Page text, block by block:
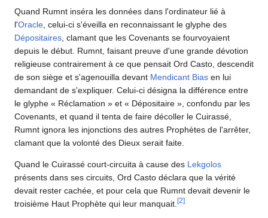
Quand Rumnt inséra les données dans l'ordinateur lié à
l'Oracle , celui-ci s'éveilla en reconnaissant le glyphe des
Dépositaires , clamant que les Covenants se fourvoyaient
depuis le début. Rumnt, faisant preuve d'une grande dévotion
religieuse contrairement à ce que pensait Ord Casto, descendit
de son siège et s'agenouilla devant Mendicant Bias en lui
demandant de s'expliquer. Celui-ci désigna la différence entre
le glyphe « Réclamation » et « Dépositaire », confondu par les
Covenants, et quand il tenta de faire décoller le Cuirassé,
Rumnt ignora les injonctions des autres Prophètes de l'arrêter,
clamant que la volonté des Dieux serait faite.
Quand le Cuirassé court-circuita à cause des Lekgolos
présents dans ses circuits, Ord Casto déclara que la vérité
devait rester cachée, et pour cela que Rumnt devait devenir le
troisième Haut Prophète qui leur manquait. [2]